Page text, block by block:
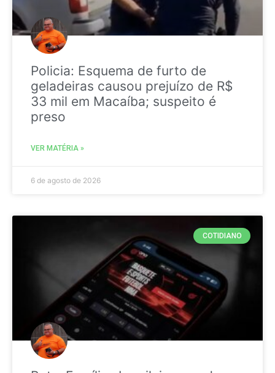
Policia: Esquema de furto de
geladeiras causou prejuízo de R$
33 mil em Macaíba; suspeito é
preso
VER MATÉRIA »
6 de agosto de 2026
COTIDIANO